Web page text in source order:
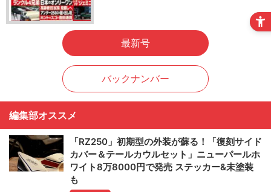
最新号
バックナンバー
編集部オススメ
「RZ250」初期型の外装が蘇る！「復刻サイド
カバー＆テールカウルセット」ニューパールホ
ワイト8万8000円で発売 ステッカー&未塗装
も